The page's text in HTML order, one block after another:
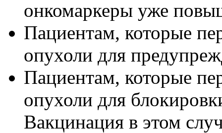
онкомаркеры уже
Пациентам, которые
опухоли для
Пациентам, которые
опухоли для
Вакцинация в этом